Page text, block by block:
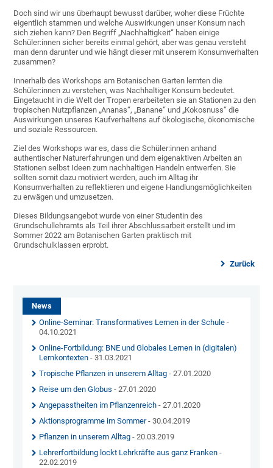
Doch sind wir uns überhaupt bewusst darüber, woher diese Früchte
eigentlich stammen und welche Auswirkungen unser Konsum nach
sich ziehen kann? Den Begriff „Nachhaltigkeit“ haben einige
Schüler:innen sicher bereits einmal gehört, aber was genau versteht
man denn darunter und wie hängt dieser mit unserem Konsumverhalten
zusammen?
Innerhalb des Workshops am Botanischen Garten lernten die
Schüler:innen zu verstehen, was Nachhaltiger Konsum bedeutet.
Eingetaucht in die Welt der Tropen erarbeiteten sie an Stationen zu den
tropischen Nutzpflanzen „Ananas“, „Banane“ und „Kokosnuss“ die
Auswirkungen unseres Kaufverhaltens auf ökologische, ökonomische
und soziale Ressourcen.
Ziel des Workshops war es, dass die Schüler:innen anhand
authentischer Naturerfahrungen und dem eigenaktiven Arbeiten an
Stationen selbst Ideen zum nachhaltigen Handeln entwerfen. Sie
sollten somit dazu motiviert werden, auch im Alltag ihr
Konsumverhalten zu reflektieren und eigene Handlungsmöglichkeiten
zu erwägen und umzusetzen.
Dieses Bildungsangebot wurde von einer Studentin des
Grundschullehramts als Teil ihrer Abschlussarbeit erstellt und im
Sommer 2022 am Botanischen Garten praktisch mit
Grundschulklassen erprobt.
Zurück
News
Online-Seminar: Transformatives Lernen in der Schule -
04.10.2021
Online-Fortbildung: BNE und Globales Lernen in (digitalen)
Lernkontexten - 31.03.2021
Tropische Pflanzen in unserem Alltag - 27.01.2020
Reise um den Globus - 27.01.2020
Angepasstheiten im Pflanzenreich - 27.01.2020
Aktionsprogramme im Sommer- 30.04.2019
Pflanzen in unserem Alltag - 20.03.2019
Lehrerfortbildung lockt Lehrkräfte aus ganz Franken -
22.02.2019